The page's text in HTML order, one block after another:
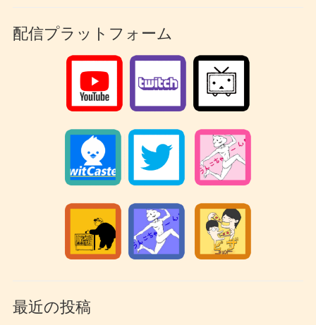
配信プラットフォーム
最近の投稿